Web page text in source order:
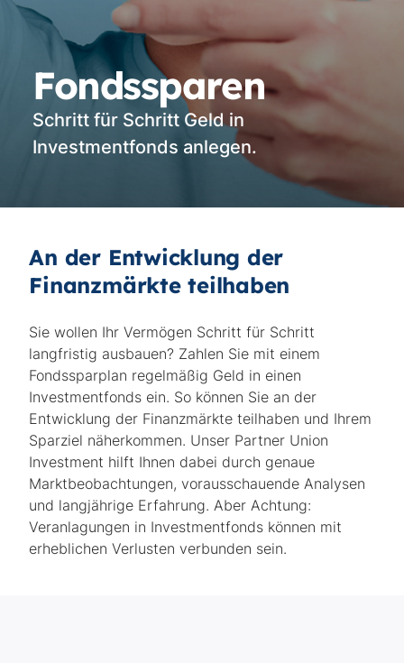
Fondssparen
Schritt für Schritt Geld in
Investmentfonds anlegen.
An der Entwicklung der
Finanzmärkte teilhaben
Sie wollen Ihr Vermögen Schritt für Schritt
langfristig ausbauen? Zahlen Sie mit einem
Fondssparplan regelmäßig Geld in einen
Investmentfonds ein. So können Sie an der
Entwicklung der Finanzmärkte teilhaben und Ihrem
Sparziel näherkommen. Unser Partner Union
Investment hilft Ihnen dabei durch genaue
Marktbeobachtungen, vorausschauende Analysen
und langjährige Erfahrung. Aber Achtung:
Veranlagungen in Investmentfonds können mit
erheblichen Verlusten verbunden sein.